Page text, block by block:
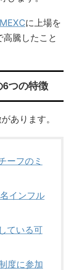
MEXCに上場を
高騰したこと
6つの特徴
あります。
ーフのミ
インフル
ている可
度に参加